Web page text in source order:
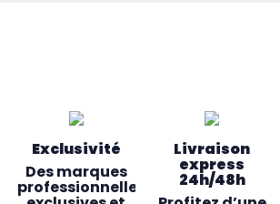
Exclusivité
Des marques
professionnelles
Livraison
express
24h/48h